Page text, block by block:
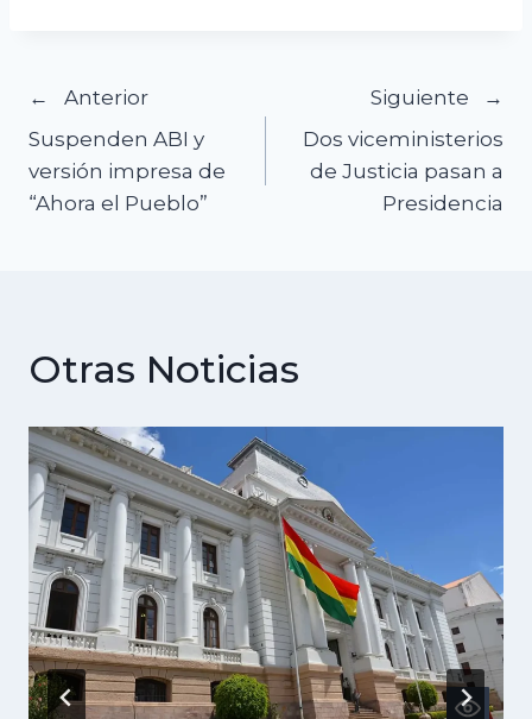
Navegación
de
entradas
Anterior
Suspenden ABI y
versión impresa de
“Ahora el Pueblo”
Siguiente
Dos viceministerios
de Justicia pasan a
Presidencia
Otras Noticias